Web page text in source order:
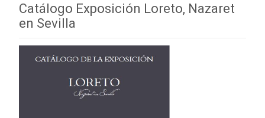
Catálogo Exposición Loreto, Nazaret
en Sevilla